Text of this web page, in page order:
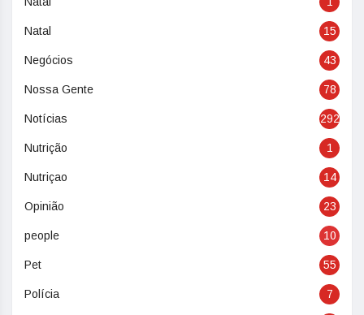
Natal 15
Negócios 43
Nossa Gente 78
Notícias 292
Nutrição 1
Nutriçao 14
Opinião 23
people 10
Pet 55
Polícia 7